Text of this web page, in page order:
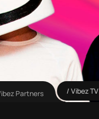
Partners Vibez TV